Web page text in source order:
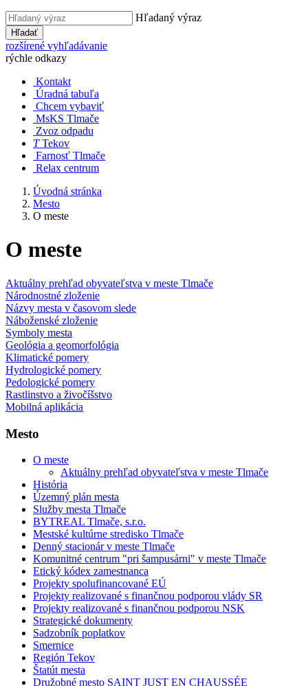
Hľadaný výraz
Hľadať
rozšírené vyhľadávanie
rýchle odkazy
Kontakt
Úradná tabuľa
Chcem vybaviť
MsKS Tlmače
Zvoz odpadu
T Tekov
Farnosť Tlmače
Relax centrum
Úvodná stránka
Mesto
O meste
O meste
Aktuálny prehľad obyvateľstva v meste Tlmače
Národnostné zloženie
Názvy mesta v časovom slede
Náboženské zloženie
Symboly mesta
Geológia a geomorfológia
Klimatické pomery
Hydrologické pomery
Pedologické pomery
Rastlinstvo a živočíšstvo
Mobilná aplikácia
Mesto
O meste
Aktuálny prehľad obyvateľstva v meste Tlmače
História
Územný plán mesta
Služby mesta Tlmače
BYTREAL Tlmače, s.r.o.
Mestské kultúrne stredisko Tlmače
Denný stacionár v meste Tlmače
Komunitné centrum "pri šampusárni" v meste Tlmače
Etický kódex zamestnanca
Projekty spolufinancované EÚ
Projekty realizované s finančnou podporou vlády SR
Projekty realizované s finančnou podporou NSK
Strategické dokumenty
Sadzobník poplatkov
Smernice
Región Tekov
Štatút mesta
Družobné mesto SAINT JUST EN CHAUSSÉE